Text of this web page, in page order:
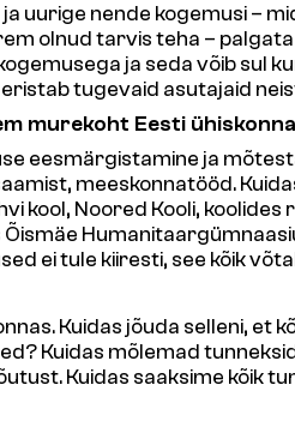
uurige nende kogemusi –
olnud tarvis teha –
ja seda võib sul
tugevaid asutajaid
murekoht Eesti
eesmärgistamine ja
meeskonnatööd.
kool, Noored Kooli, koolides
ei tule kiiresti, see kõik
Kuidas jõuda selleni,
Kuidas mõlemad
Kuidas saaksime kõik